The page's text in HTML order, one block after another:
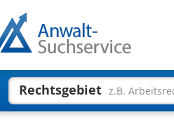
Rechtsgebiet z.B.